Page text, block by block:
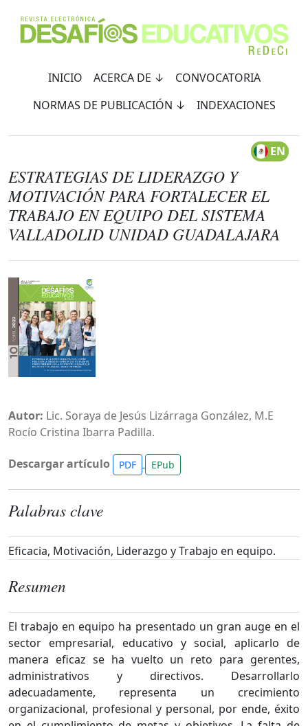
INICIO ACERCA DE ↓
CONVOCATORIA
NORMAS DE PUBLICACIÓN ↓
INDEXACIONES
EN
ESTRATEGIAS DE LIDERAZGO Y
MOTIVACIÓN PARA FORTALECER EL
TRABAJO EN EQUIPO DEL SISTEMA
VALLADOLID UNIDAD GUADALAJARA
Autor: Lic. Soraya de Jesús Lizárraga González, M.E
Rocío Cristina Ibarra Padilla.
Descargar artículo PDF EPub
Palabras clave
Eficacia, Motivación, Liderazgo y Trabajo en equipo.
Resumen
El trabajo en equipo ha presentado un gran auge en el
sector empresarial, educativo y social, aplicarlo de
manera eficaz se ha vuelto un reto para gerentes,
administrativos y directivos. Desarrollarlo
adecuadamente, representa un crecimiento
organizacional, profesional y personal, por ende, éxito